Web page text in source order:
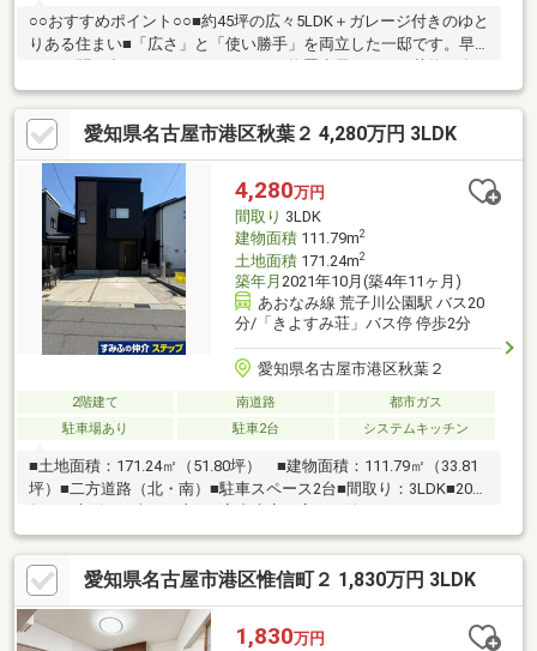
○○おすすめポイント○○■約45坪の広々5LDK＋ガレージ付きのゆと
りある住まい■「広さ」と「使い勝手」を両立した一邸です。早
めのお問い合わせをおすすめします■物置小屋もあり、荷物が多
いご家庭にもおすすめです。■公園や教育施設も利用しやすく、
子育て世帯にもおすすめの住環境。前面道路も開放感があり、落
ち着いた街並みが魅力です■車移動もしやすく、通勤・通学にも
便利なエリアです○○周辺環境○○高木小学校 徒歩約4分宝神中学校
徒歩約19分荒子川公園駅 徒歩約22分アピタ港店 徒歩約11分ロー
ソン 港区甚兵衛通店 徒歩約2分
愛知県名古屋市港区秋葉２ 4,280万円 3LDK
4,280万円
間取り 3LDK
建物面積111.79m2
土地面積171.24m2
築年月 2021年10月(築4年11ヶ月)
あおなみ線 荒子川公園駅 バス20
分/「きよすみ荘」バス停 停歩2分
愛知県名古屋市港区秋葉２
2階建て 南道路
都市ガス
駐車場あり
駐車2台 システムキッチン
■土地面積：171.24㎡（51.80坪） ■建物面積：111.79㎡（33.81
坪）■二方道路（北・南）■駐車スペース2台■間取り：3LDK■2021
愛知県名古屋市港区惟信町２ 1,830万円 3LDK
1,830万円